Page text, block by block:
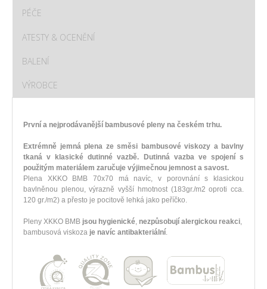
PÉČE
ATESTY & OCENĚNÍ
BALENÍ
VÝROBCE
První a nejprodávanější bambusové pleny na českém trhu.
Extrémně jemná plena ze směsi bambusové viskozy a bavlny
tkaná v klasické dutinné vazbě. Dutinná vazba ve spojení s
použitým materiálem zaručuje výjimečnou jemnost a savost.
Plena XKKO BMB 70x70 má navíc, v porovnání s klasickou
bavlněnou plenou, výrazně vyšší hmotnost (183gr./m2 oproti cca.
120 gr./m2) a přesto je pocitově lehká jako peříčko.
Pleny XKKO BMB jsou hygienické, nezpůsobují alergickou reakci,
bambusová viskoza je navíc antibakteriální.